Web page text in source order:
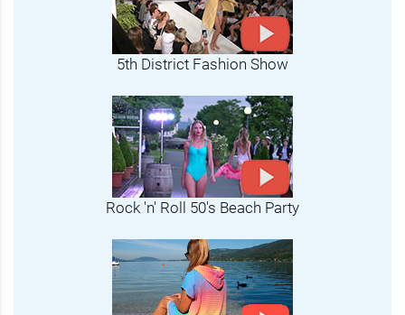
5th District Fashion Show
Rock 'n' Roll 50's Beach Party